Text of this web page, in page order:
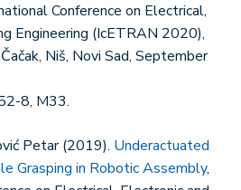
Conference on Electrical,
Engineering (IcETRAN 2020),
Niš, Novi Sad, September
8, M33.
Petar (2019). Underactuated
Grasping in Robotic Assembly,